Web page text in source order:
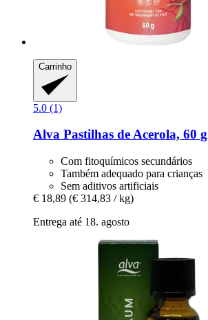
Carrinho
5.0 (1)
Alva Pastilhas de Acerola, 60 g
Com fitoquímicos secundários
Também adequado para crianças
Sem aditivos artificiais
€ 18,89 (€ 314,83 / kg)
Entrega até 18. agosto